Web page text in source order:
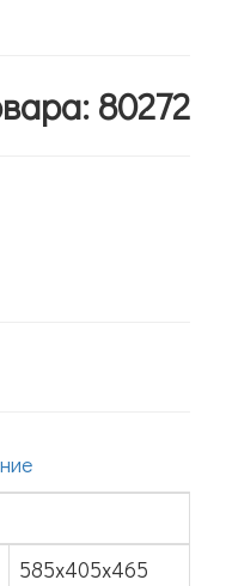
80272
585x405x465